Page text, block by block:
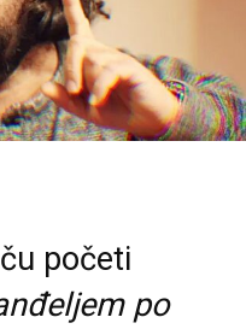
početi
po